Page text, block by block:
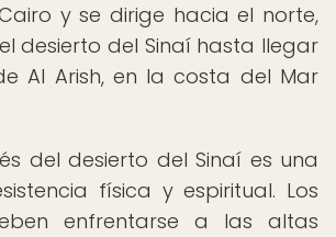
y se dirige hacia el norte,
desierto del Sinaí hasta llegar
Al Arish, en la costa del Mar
del desierto del Sinaí es una
física y espiritual. Los
enfrentarse a las altas